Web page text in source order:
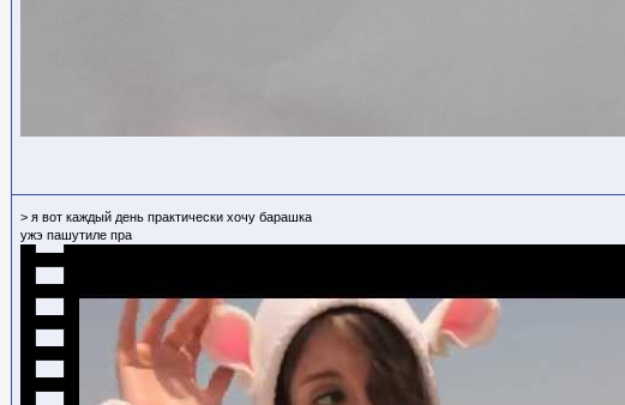
> я вот каждый день практически хочу барашка
ужэ пашутиле пра